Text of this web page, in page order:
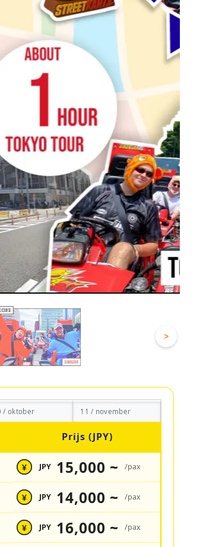
>
/ oktober 11 / november
Prijs (JPY)
¥ JPY 15,000 ~ /pax
¥ JPY 14,000 ~ /pax
¥ JPY 16,000 ~ /pax